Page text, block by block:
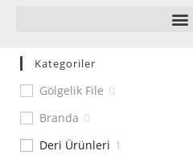
Kategoriler
Gölgelik File 0
Branda 0
Deri Ürünleri 1